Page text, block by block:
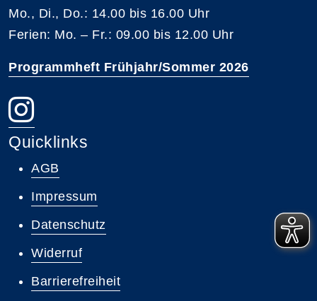
Mo., Di., Do.: 14.00 bis 16.00 Uhr
Ferien: Mo. – Fr.: 09.00 bis 12.00 Uhr
Programmheft Frühjahr/Sommer 2026
Quicklinks
AGB
Impressum
Datenschutz
Widerruf
Barrierefreiheit